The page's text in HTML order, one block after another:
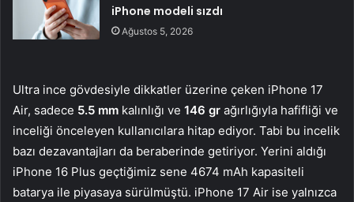
iPhone modeli sızdı
Ağustos 5, 2026
Ultra ince gövdesiyle dikkatler üzerine çeken iPhone 17
Air, sadece 5.5 mm kalınlığı ve 146 gr ağırlığıyla hafifliği ve
inceliği önceleyen kullanıcılara hitap ediyor. Tabi bu incelik
bazı dezavantajları da beraberinde getiriyor. Yerini aldığı
iPhone 16 Plus geçtiğimiz sene 4674 mAh kapasiteli
batarya ile piyasaya sürülmüştü. iPhone 17 Air ise yalnızca